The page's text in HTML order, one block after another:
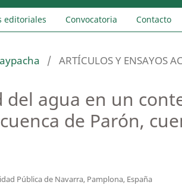
editoriales Convocatoria Contacto
/ ARTÍCULOS Y ENSAYOS
agua en un
de Parón,
Pública de Navarra, Pamplona, España